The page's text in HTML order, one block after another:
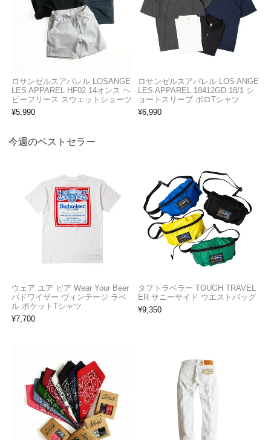
ロサンゼルスアパレル LOSANGE
LES APPAREL HF02 14オンス ヘ
ビーフリース スウェットショーツ
¥5,990
ロサンゼルスアパレル LOS ANGE
LES APPAREL 18412GD 18/1 シ
ョートスリーブ ポロTシャツ
¥6,990
今週のベストセラー
ウェア ユア ビア Wear Your Beer
バドワイザー ヴィンテージ ラベ
ル ポケットTシャツ
¥7,700
タフトラベラー TOUGH TRAVEL
ER サニーサイド ウエストバッグ
¥9,350